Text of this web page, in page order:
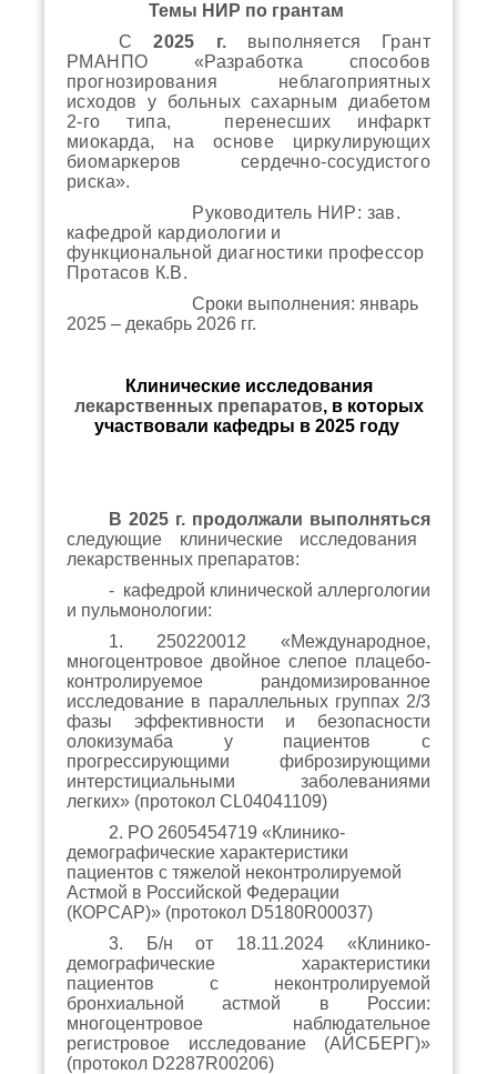
Темы НИР по грантам
С 2025 г. выполняется Грант
РМАНПО «Разработка способов
прогнозирования неблагоприятных
исходов у больных сахарным диабетом
2-го типа,
перенесших инфаркт
миокарда, на основе циркулирующих
биомаркеров сердечно-сосудистого
риска».
Руководитель НИР: зав.
кафедрой кардиологии и
функциональной диагностики профессор
Протасов К.В.
Сроки выполнения: январь
2025 – декабрь 2026 гг.
Клинические исследования
лекарственных препаратов, в которых
участвовали кафедры в 2025 году
В 2025 г. продолжали выполняться
следующие клинические исследования
лекарственных препаратов:
- кафедрой клинической аллергологии
и пульмонологии:
1. 250220012 «Международное,
многоцентровое двойное слепое плацебо-
контролируемое рандомизированное
исследование в параллельных группах 2/3
фазы эффективности и безопасности
олокизумаба у пациентов с
прогрессирующими фиброзирующими
интерстициальными заболеваниями
легких» (протокол CL04041109)
2. РО 2605454719 «Клинико-
демографические характеристики
пациентов с тяжелой неконтролируемой
Астмой в Российской Федерации
(КОРСАР)» (протокол D5180R00037)
3. Б/н от 18.11.2024 «Клинико-
демографические характеристики
пациентов с неконтролируемой
бронхиальной астмой в России:
многоцентровое наблюдательное
регистровое исследование (АЙСБЕРГ)»
(протокол D2287R00206)